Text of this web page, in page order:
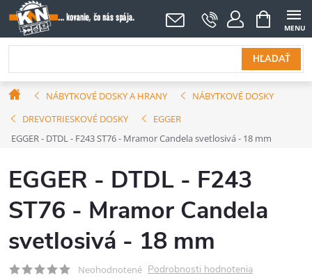
Prejsť
na
obsah
HĽADAŤ
NÁKUPNÝ
KOŠÍK
DomovNÁBYTKOVÉ DOSKY A HRANY
NÁBYTKOVÉ DOSKY
DREVOTRIESKOVÉ DOSKY
EGGER
EGGER - DTDL - F243 ST76 - Mramor Candela svetlosivá - 18 mm
EGGER - DTDL - F243
ST76 - Mramor Candela
svetlosivá - 18 mm
Neohodnotené Podrobnosti hodnotenia